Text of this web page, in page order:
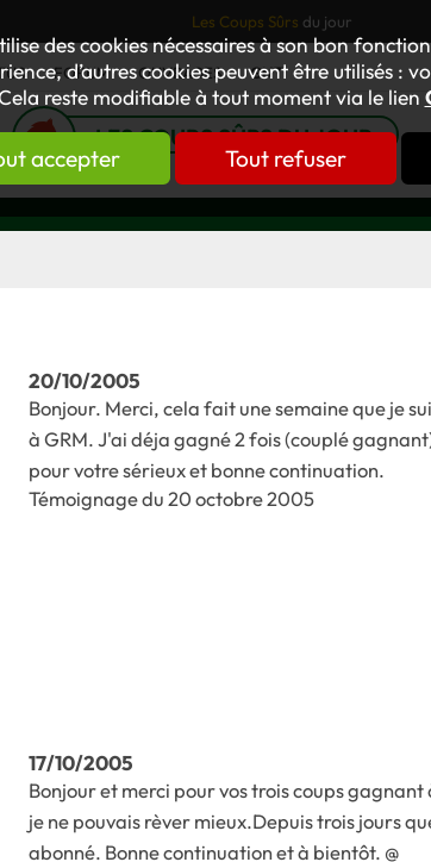
des cookies nécessaires à son bon
d’autres cookies peuvent être utilisés :
reste modifiable à tout moment via le lien
accepter Tout refuser
Les Coups Sûrs du jour
FORUM OUVRAGES GNT
LES COUPS SÛRS DU JOUR
20/10/2005
Bonjour. Merci, cela fait une semaine que je
à GRM. J'ai déja gagné 2 fois (couplé
pour votre sérieux et bonne continuation.
Témoignage du 20 octobre 2005
17/10/2005
Bonjour et merci pour vos trois coups gagnant
je ne pouvais rèver mieux.Depuis trois jours
abonné. Bonne continuation et à bientôt. @